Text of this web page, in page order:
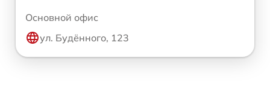
Основной офис
ул. Будённого, 123